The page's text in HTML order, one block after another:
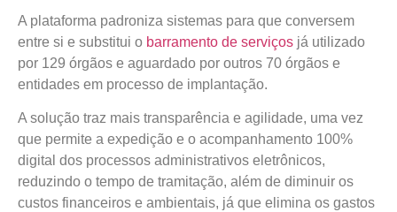
A plataforma padroniza sistemas para que conversem
entre si e substitui o barramento de serviços já utilizado
por 129 órgãos e aguardado por outros 70 órgãos e
entidades em processo de implantação.
A solução traz mais transparência e agilidade, uma vez
que permite a expedição e o acompanhamento 100%
digital dos processos administrativos eletrônicos,
reduzindo o tempo de tramitação, além de diminuir os
custos financeiros e ambientais, já que elimina os gastos